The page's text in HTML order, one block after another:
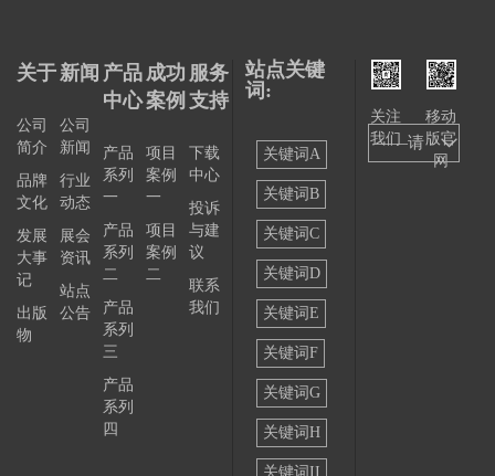
关于
公司
简介
品牌
文化
发展
大事
记
出版
物
新闻
公司
新闻
行业
动态
展会
资讯
站点
公告
产品
中心
产品
系列
一
产品
系列
二
产品
系列
三
产品
系列
四
成功
案例
项目
案例
一
项目
案例
二
服务
支持
下载
中心
投诉
与建
议
联系
我们
站点关键
词:
关键词A
关键词B
关键词C
关键词D
关键词E
关键词F
关键词G
关键词H
关键词II
关注
我们
移动
版官
网
——请